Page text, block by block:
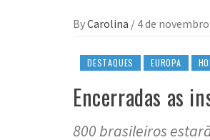
ByCarolina / 4 de
DESTAQUES EUROPA
Encerradas as
800 brasileiros